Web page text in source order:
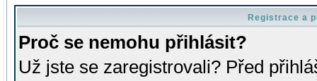
Registrace a
Proč se nemohu přihlásit?
Už jste se zaregistrovali? Před